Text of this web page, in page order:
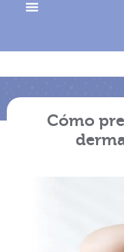
Cómo